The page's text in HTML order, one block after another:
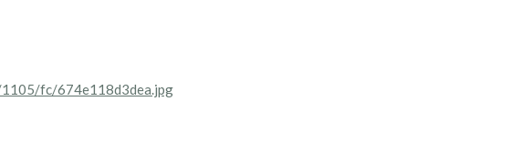
fc/674e118d3dea.jpg